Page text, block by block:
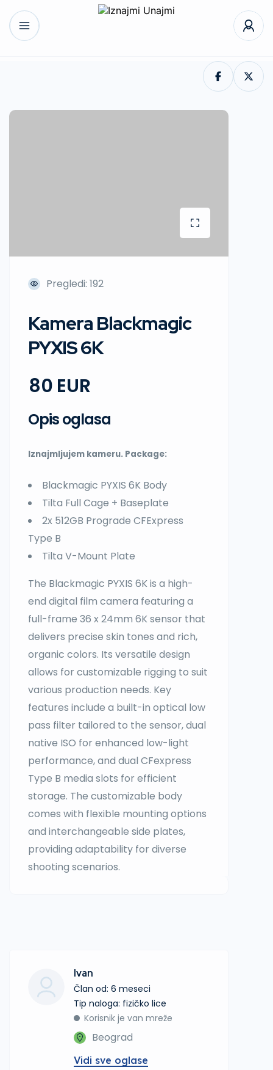
Pregledi: 192
Kamera Blackmagic
PYXIS 6K
80
Opis oglasa
Iznajmljujem kameru. Package:
Blackmagic PYXIS 6K Body
Tilta Full Cage + Baseplate
2x 512GB Prograde CFExpress
Type B
Tilta V-Mount Plate
The Blackmagic PYXIS 6K is a high-
end digital film camera featuring a
full-frame 36 x 24mm 6K sensor that
delivers precise skin tones and rich,
organic colors. Its versatile design
allows for customizable rigging to suit
various production needs. Key
features include a built-in optical low
pass filter tailored to the sensor, dual
native ISO for enhanced low-light
performance, and dual CFexpress
Type B media slots for efficient
storage. The customizable body
comes with flexible mounting options
and interchangeable side plates,
providing adaptability for diverse
shooting scenarios.
Ivan
Član od: 6 meseci
tip naloga: fizičko lice
Korisnik je van mreže
Beograd
Vidi sve oglase